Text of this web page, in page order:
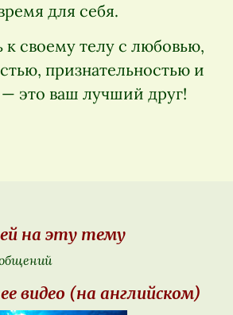
для себя.
к своему телу с любовью,
признательностью и
это ваш лучший друг!
на эту тему
видео (на английском)